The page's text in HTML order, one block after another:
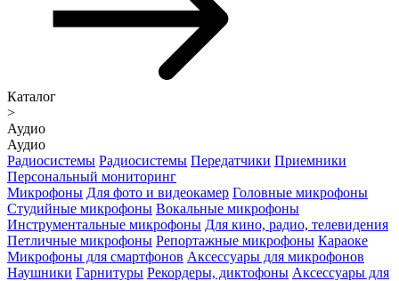
Каталог
>
Аудио
Аудио
Радиосистемы Радиосистемы Передатчики Приемники
Персональный мониторинг
Микрофоны Для фото и видеокамер Головные микрофоны
Студийные микрофоны Вокальные микрофоны
Инструментальные микрофоны Для кино, радио, телевидения
Петличные микрофоны Репортажные микрофоны Караоке
Микрофоны для смартфонов Аксессуары для микрофонов
Наушники Гарнитуры Рекордеры, диктофоны Аксессуары для